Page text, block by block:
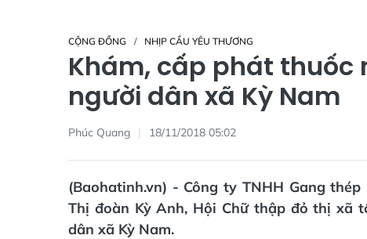
CỘNG ĐỒNG NHỊP CẦU YÊU THƯƠNG
Khám, cấp phát thuốc
người dân xã Kỳ Nam
Phúc Quang 18/11/2018 05:02
(Baohatinh.vn) - Công ty TNHH Gang
Thị đoàn Kỳ Anh, Hội Chữ thập đỏ thị xã
dân xã Kỳ Nam.